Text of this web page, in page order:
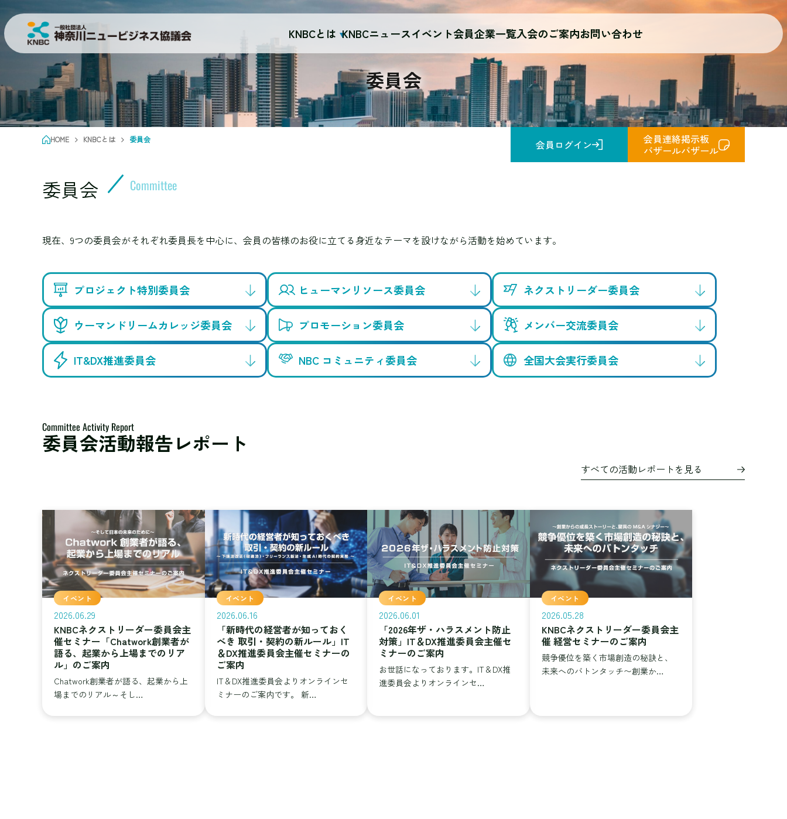
KNBCとは KNBCニュースイベント会員企業一覧入会のご案内お問い合わせ
委員会
会員ログイン
会員連絡掲示板
バザールバザール
HOME KNBCとは 委員会
委員会 Committee
現在、9つの委員会がそれぞれ委員長を中心に、会員の皆様のお役に立てる身近なテーマを設けながら活動を始めています。
プロジェクト特別委員会 ヒューマンリソース委員会 ネクストリーダー委員会
ウーマンドリームカレッジ委員会 プロモーション委員会 メンバー交流委員会
IT&DX推進委員会 NBC コミュニティ委員会 全国大会実行委員会
Committee Activity Report
委員会活動報告レポート
すべての活動レポートを見る
イベント
2026.06.29
KNBCネクストリーダー委員会主
催セミナー「Chatwork創業者が
語る、起業から上場までのリア
ル」のご案内
Chatwork創業者が語る、起業から上
場までのリアル～そし…
イベント
2026.06.16
「新時代の経営者が知っておく
べき 取引・契約の新ルール」IT
＆DX推進委員会主催セミナーの
ご案内
IT＆DX推進委員会よりオンラインセ
ミナーのご案内です。 新…
イベント
2026.06.01
「2026年ザ・ハラスメント防止
対策」IT＆DX推進委員会主催セ
ミナーのご案内
お世話になっております。IT＆DX推
進委員会よりオンラインセ…
イベント
2026.05.28
KNBCネクストリーダー委員会主
催 経営セミナーのご案内
競争優位を築く市場創造の秘訣と、
未来へのバトンタッチ〜創業か…